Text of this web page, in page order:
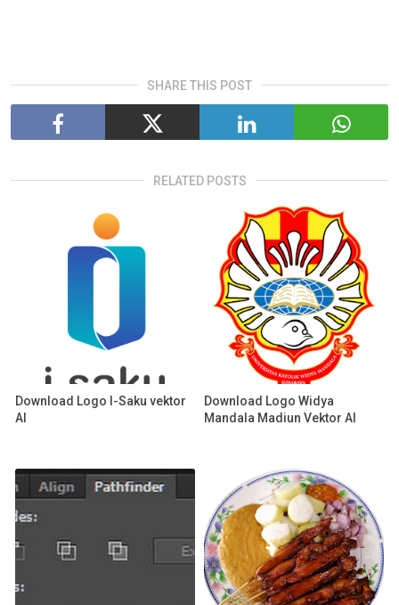
SHARE THIS POST
RELATED POSTS
Download Logo I-Saku vektor
AI
Download Logo Widya
Mandala Madiun Vektor AI